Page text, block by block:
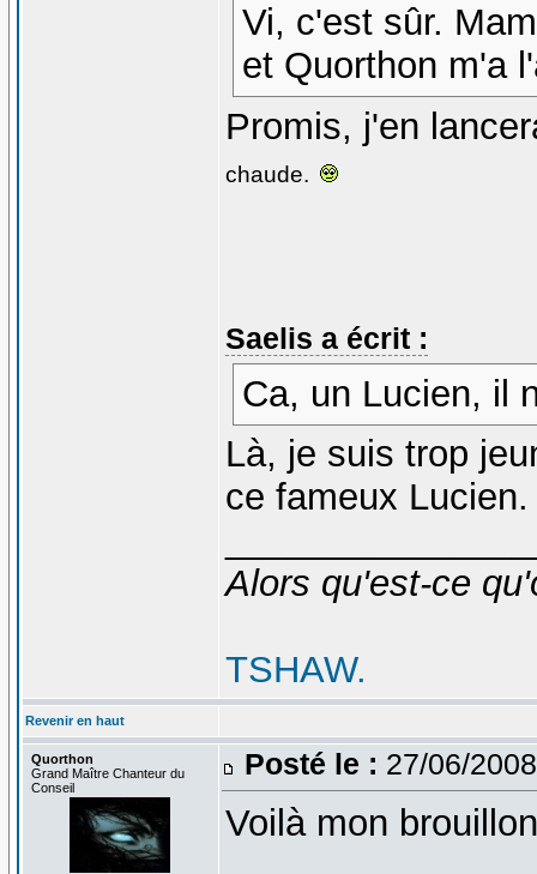
Vi, c'est sûr.
et Quorthon m'a
Promis, j'en
chaude.
Saelis a écrit :
Ca, un Lucien, il
Là, je suis trop
ce fameux
Alors qu'est-ce
TSHAW.
Revenir en haut
Quorthon
Grand Maître Chanteur du
Conseil
Posté le : 27/06/
Voilà mon